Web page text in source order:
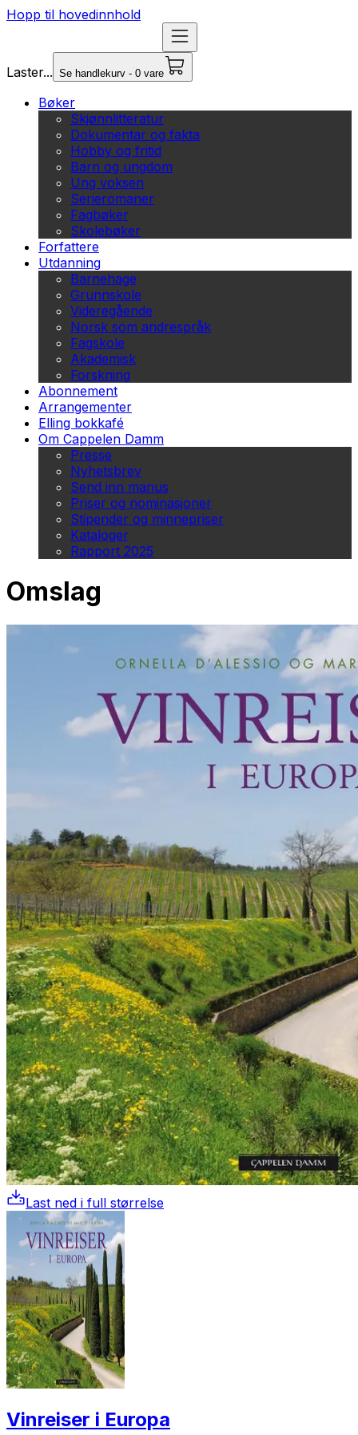
Hopp til hovedinnhold
Laster... Se handlekurv - 0 vare
Bøker
Skjønnlitteratur
Dokumentar og fakta
Hobby og fritid
Barn og ungdom
Ung voksen
Serieromaner
Fagbøker
Skolebøker
Forfattere
Utdanning
Barnehage
Grunnskole
Videregående
Norsk som andrespråk
Fagskole
Akademisk
Forskning
Abonnement
Arrangementer
Elling bokkafé
Om Cappelen Damm
Presse
Nyhetsbrev
Send inn manus
Priser og nominasjoner
Stipender og minnepriser
Kataloger
Rapport 2025
Omslag
Last ned i full størrelse
Vinreiser i Europa